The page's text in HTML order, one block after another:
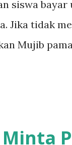
siswa
Jika tidak
Mujib
Minta